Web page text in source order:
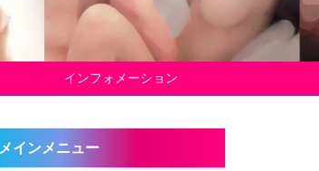
インフォメーション
メインメニュー